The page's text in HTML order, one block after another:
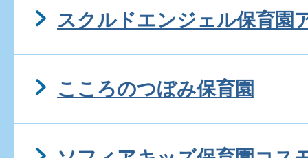
スクルドエンジェル保育園
こころのつぼみ保育園